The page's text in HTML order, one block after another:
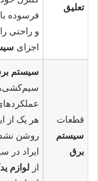
تعلیق
فرسوده با
و راحتی
اجزای
قطعات
سیستم
برق
سیستم
هر یک از
روشن
ایراد در
از لوازم